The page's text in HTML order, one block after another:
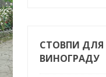
СТОВПИ ДЛЯ
ВИНОГРАДУ